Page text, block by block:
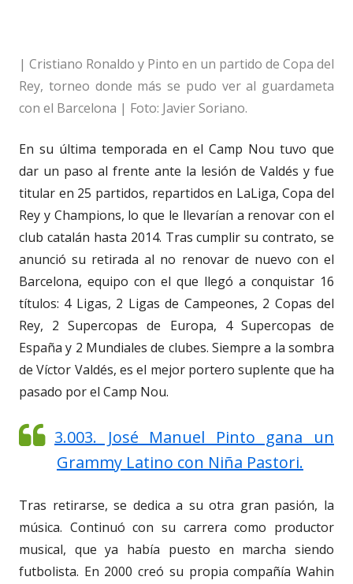
| Cristiano Ronaldo y Pinto en un partido de Copa del
Rey, torneo donde más se pudo ver al guardameta
con el Barcelona | Foto: Javier Soriano.
En su última temporada en el Camp Nou tuvo que
dar un paso al frente ante la lesión de Valdés y fue
titular en 25 partidos, repartidos en LaLiga, Copa del
Rey y Champions, lo que le llevarían a renovar con el
club catalán hasta 2014. Tras cumplir su contrato, se
anunció su retirada al no renovar de nuevo con el
Barcelona, equipo con el que llegó a conquistar 16
títulos: 4 Ligas, 2 Ligas de Campeones, 2 Copas del
Rey, 2 Supercopas de Europa, 4 Supercopas de
España y 2 Mundiales de clubes. Siempre a la sombra
de Víctor Valdés, es el mejor portero suplente que ha
pasado por el Camp Nou.
3.003. José Manuel Pinto gana un
Grammy Latino con Niña Pastori.
Tras retirarse, se dedica a su otra gran pasión, la
música. Continuó con su carrera como productor
musical, que ya había puesto en marcha siendo
futbolista. En 2000 creó su propia compañía Wahin